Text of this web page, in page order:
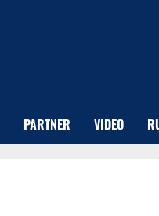
PARTNER VIDEO